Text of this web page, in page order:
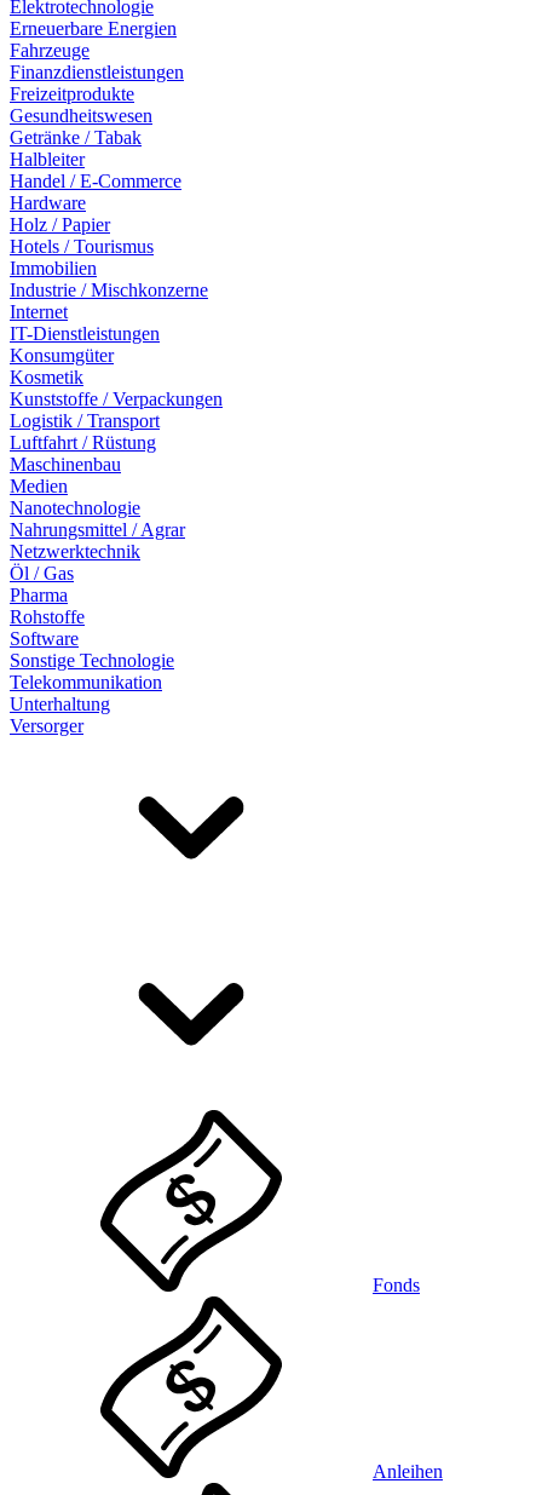
Elektrotechnologie
Erneuerbare Energien
Fahrzeuge
Finanzdienstleistungen
Freizeitprodukte
Gesundheitswesen
Getränke / Tabak
Halbleiter
Handel / E-Commerce
Hardware
Holz / Papier
Hotels / Tourismus
Immobilien
Industrie / Mischkonzerne
Internet
IT-Dienstleistungen
Konsumgüter
Kosmetik
Kunststoffe / Verpackungen
Logistik / Transport
Luftfahrt / Rüstung
Maschinenbau
Medien
Nanotechnologie
Nahrungsmittel / Agrar
Netzwerktechnik
Öl / Gas
Pharma
Rohstoffe
Software
Sonstige Technologie
Telekommunikation
Unterhaltung
Versorger
Fonds
Anleihen